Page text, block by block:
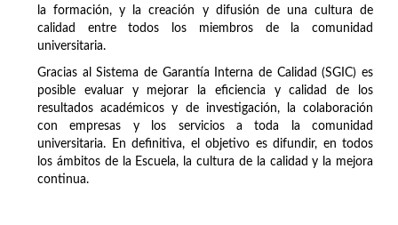
la formación, y la creación y difusión de una cultura de
calidad entre todos los miembros de la comunidad
universitaria.
Gracias al Sistema de Garantía Interna de Calidad (SGIC) es
posible evaluar y mejorar la eficiencia y calidad de los
resultados académicos y de investigación, la colaboración
con empresas y los servicios a toda la comunidad
universitaria. En definitiva, el objetivo es difundir, en todos
los ámbitos de la Escuela, la cultura de la calidad y la mejora
continua.